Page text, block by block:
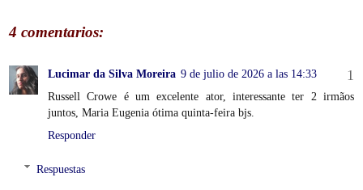
4 comentarios:
Lucimar da Silva Moreira 9 de julio de 2026 a las 14:33
Russell Crowe é um excelente ator, interessante ter 2 irmãos
juntos, Maria Eugenia ótima quinta-feira bjs.
Responder
Respuestas